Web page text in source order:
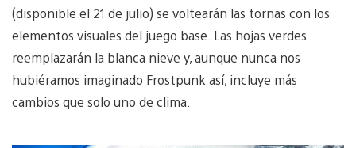
(disponible el 21 de julio) se voltearán las tornas con los
elementos visuales del juego base. Las hojas verdes
reemplazarán la blanca nieve y, aunque nunca nos
hubiéramos imaginado Frostpunk así, incluye más
cambios que solo uno de clima.